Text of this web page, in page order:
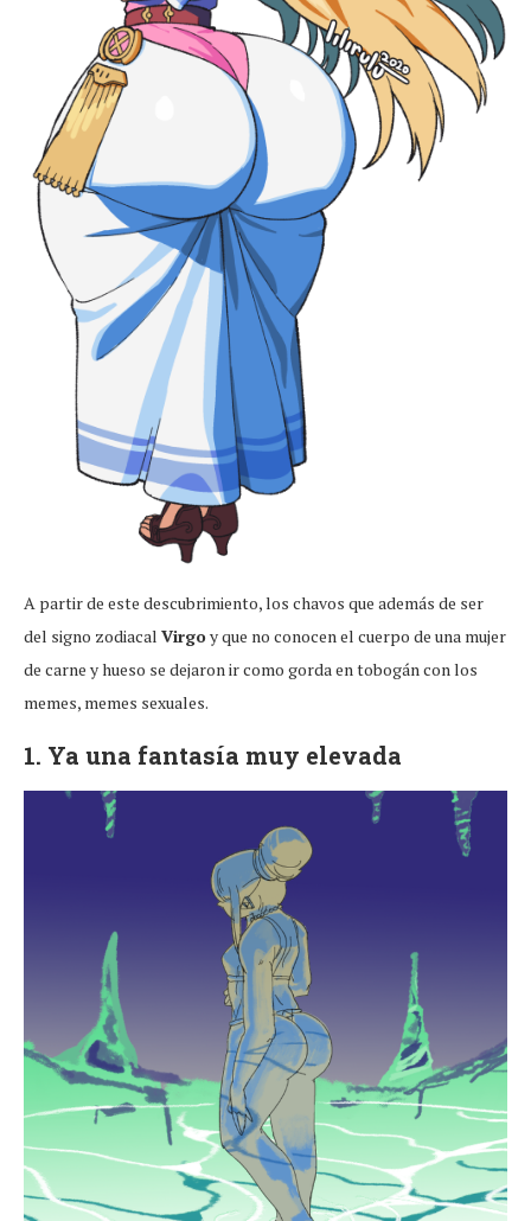
A partir de este descubrimiento, los chavos que además de ser
del signo zodiacal Virgoy que no conocen el cuerpo de una mujer
de carne y hueso se dejaron ir como gorda en tobogán con los
memes, memes sexuales.
1. Ya una fantasía muy elevada